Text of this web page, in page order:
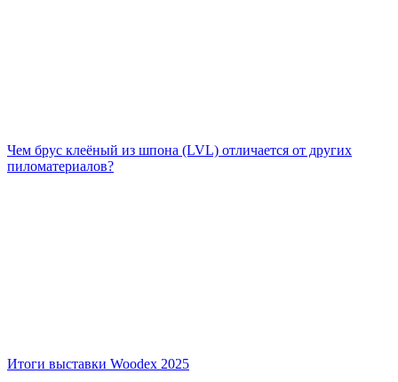
Чем брус клеёный из шпона (LVL) отличается от других
пиломатериалов?
Итоги выставки Woodex 2025